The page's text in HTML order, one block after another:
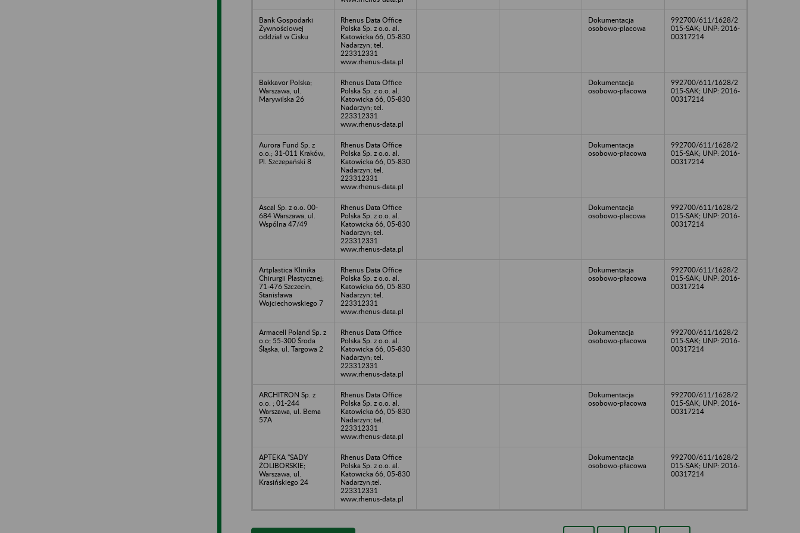
Bank Gospodarki
Żywnościowej
oddział w Cisku
Rhenus Data Office
Polska Sp. z o.o. al.
Katowicka 66, 05-830
Nadarzyn; tel.
223312331
www.rhenus-data.pl
Dokumentacja
osobowo-placowa
992700/611/1628/2
015-SAK; UNP: 2016-
00317214
Bakkavor Polska;
Warszawa, ul.
Marywilska 26
Rhenus Data Office
Polska Sp. z o.o. al.
Katowicka 66, 05-830
Nadarzyn; tel.
223312331
www.rhenus-data.pl
Dokumentacja
osobowo-płacowa
992700/611/1628/2
015-SAK; UNP: 2016-
00317214
Aurora Fund Sp. z
o.o.; 31-011 Kraków,
Pl. Szczepański 8
Rhenus Data Office
Polska Sp. z o.o. al.
Katowicka 66, 05-830
Nadarzyn; tel.
223312331
www.rhenus-data.pl
Dokumentacja
osobowo-płacowa
992700/611/1628/2
015-SAK; UNP: 2016-
00317214
Ascal Sp. z o.o. 00-
684 Warszawa, ul.
Wspólna 47/49
Rhenus Data Office
Polska Sp. z o.o. al.
Katowicka 66, 05-830
Nadarzyn; tel.
223312331
www.rhenus-data.pl
Dokumentacja
osobowo-placowa
992700/611/1628/2
015-SAK; UNP: 2016-
00317214
Artplastica Klinika
Chirurgii Plastycznej;
71-476 Szczecin,
Stanisława
Wojciechowskiego 7
Rhenus Data Office
Polska Sp. z o.o. al.
Katowicka 66, 05-830
Nadarzyn; tel.
223312331
www.rhenus-data.pl
Dokumentacja
osobowo-płacowa
992700/611/1628/2
015-SAK; UNP: 2016-
00317214
Armacell Poland Sp. z
o.o; 55-300 Środa
Śląska, ul. Targowa 2
Rhenus Data Office
Polska Sp. z o.o. al.
Katowicka 66, 05-830
Nadarzyn; tel.
223312331
www.rhenus-data.pl
Dokumentacja
osobowo-płacowa
992700/611/1628/2
015-SAK; UNP: 2016-
00317214
ARCHITRON Sp. z
o.o. ; 01-244
Warszawa, ul. Bema
57A
Rhenus Data Office
Polska Sp. z o.o. al.
Katowicka 66, 05-830
Nadarzyn; tel.
223312331
www.rhenus-data.pl
Dokumentacja
osobowo-płacowa
992700/611/1628/2
015-SAK; UNP: 2016-
00317214
APTEKA "SADY
ŻOLIBORSKIE;
Warszawa, ul.
Krasińskiego 24
Rhenus Data Office
Polska Sp. z o.o. al.
Katowicka 66, 05-830
Nadarzyn;tel.
223312331
www.rhenus-data.pl
Dokumentacja
osobowo-płacowa
992700/611/1628/2
015-SAK; UNP: 2016-
00317214